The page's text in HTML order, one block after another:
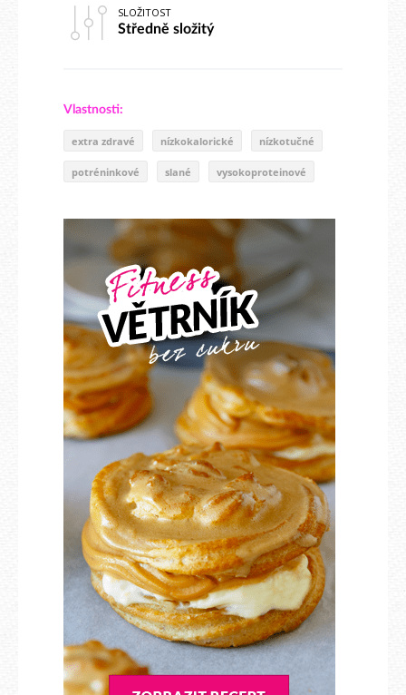
SLOŽITOST
Středně složitý
Vlastnosti:
extra zdravé nízkokalorické nízkotučné
potréninkové slané vysokoproteinové